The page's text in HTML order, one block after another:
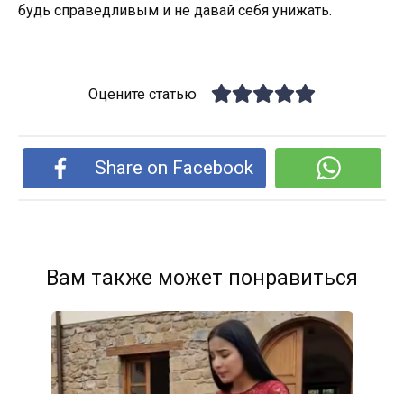
будь справедливым и не давай себя унижать.
Оцените статью
Share on Facebook
Вам также может понравиться